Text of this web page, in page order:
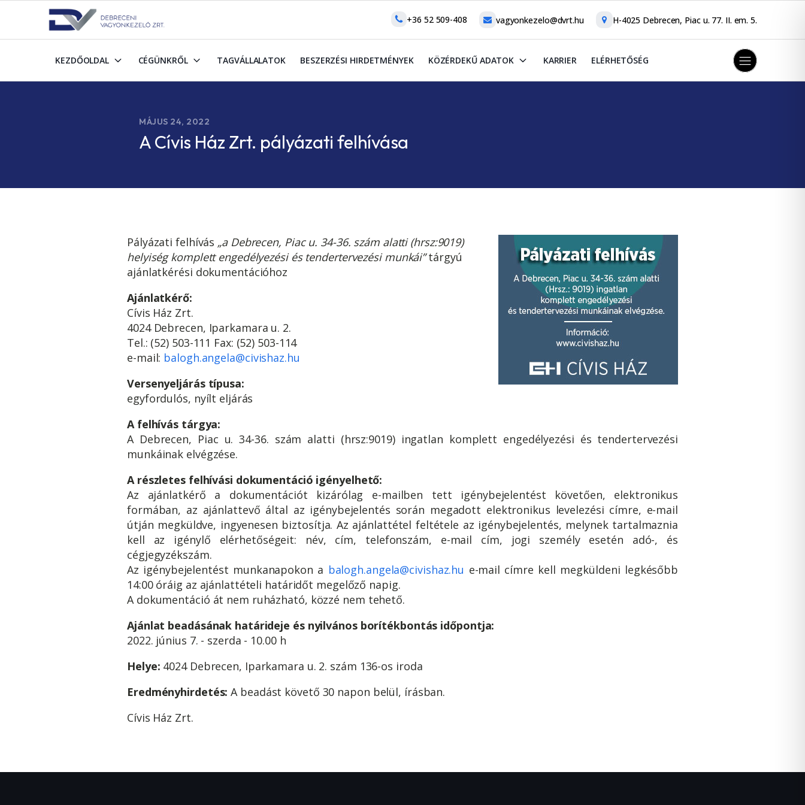
+36 52 509-408 vagyonkezelo@dvrt.hu H-4025 Debrecen, Piac u. 77. II. em. 5.
KEZDŐOLDAL CÉGÜNKRŐL TAGVÁLLALATOK BESZERZÉSI HIRDETMÉNYEK KÖZÉRDEKŰ ADATOK KARRIER ELÉRHETŐSÉG
MÁJUS 24, 2022
A Cívis Ház Zrt. pályázati felhívása
Pályázati felhívás „a Debrecen, Piac u. 34-36. szám alatti (hrsz:9019)
helyiség komplett engedélyezési és tendertervezési munkái”tárgyú
ajánlatkérési dokumentációhoz
Ajánlatkérő:
Cívis Ház Zrt.
4024 Debrecen, Iparkamara u. 2.
Tel.: (52) 503-111 Fax: (52) 503-114
e-mail: balogh.angela@civishaz.hu
Versenyeljárás típusa:
egyfordulós, nyílt eljárás
A felhívás tárgya:
A Debrecen, Piac u. 34-36. szám alatti (hrsz:9019) ingatlan komplett engedélyezési és tendertervezési
munkáinak elvégzése.
A részletes felhívási dokumentáció igényelhető:
Az ajánlatkérő a dokumentációt kizárólag e-mailben tett igénybejelentést követően, elektronikus
formában, az ajánlattevő által az igénybejelentés során megadott elektronikus levelezési címre, e-mail
útján megküldve, ingyenesen biztosítja. Az ajánlattétel feltétele az igénybejelentés, melynek tartalmaznia
kell az igénylő elérhetőségeit: név, cím, telefonszám, e-mail cím, jogi személy esetén adó-, és
cégjegyzékszám.
Az igénybejelentést munkanapokon a balogh.angela@civishaz.hu e-mail címre kell megküldeni legkésőbb
14:00 óráig az ajánlattételi határidőt megelőző napig.
A dokumentáció át nem ruházható, közzé nem tehető.
Ajánlat beadásának határideje és nyilvános borítékbontás időpontja:
2022. június 7. - szerda - 10.00 h
Helye: 4024 Debrecen, Iparkamara u. 2. szám 136-os iroda
Eredményhirdetés: A beadást követő 30 napon belül, írásban.
Cívis Ház Zrt.